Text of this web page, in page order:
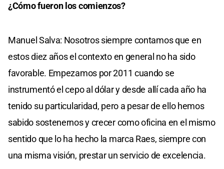
¿Cómo fueron los comienzos?
Manuel Salva: Nosotros siempre contamos que en
estos diez años el contexto en general no ha sido
favorable. Empezamos por 2011 cuando se
instrumentó el cepo al dólar y desde allí cada año ha
tenido su particularidad, pero a pesar de ello hemos
sabido sostenernos y crecer como oficina en el mismo
sentido que lo ha hecho la marca Raes, siempre con
una misma visión, prestar un servicio de excelencia.